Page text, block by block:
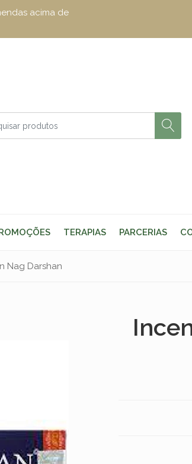
acima de
TERAPIAS PARCERIAS
Nag Darshan